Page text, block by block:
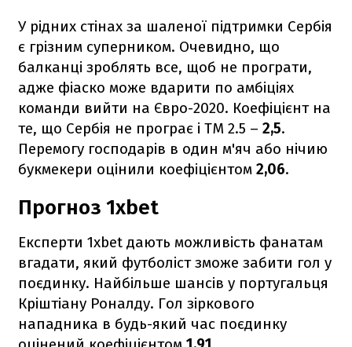
У рідних стінах за шаленої підтримки Сербія
є грізним суперником. Очевидно, що
балканці зроблять все, щоб не програти,
адже фіаско може вдарити по амбіціях
команди вийти на Євро-2020. Коефіцієнт на
те, що Сербія не програє і ТМ 2.5 – 2,5.
Перемогу господарів в один м'яч або нічию
букмекери оцінили коефіцієнтом 2,06.
Прогноз 1xbet
Експерти 1xbet дають можливість фанатам
вгадати, який футболіст зможе забити гол у
поєдинку. Найбільше шансів у португальця
Кріштіану Роналду. Гол зіркового
нападника в будь-який час поєдинку